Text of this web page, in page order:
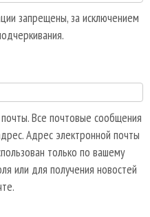
запрещены, за исключением
Все почтовые сообщения
Адрес электронной почты
только по вашему
или для получения новостей